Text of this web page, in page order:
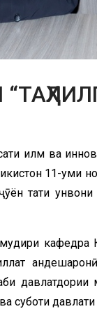
илм ва
11-уми
таҳти
кафедра
давлатдории
суботи